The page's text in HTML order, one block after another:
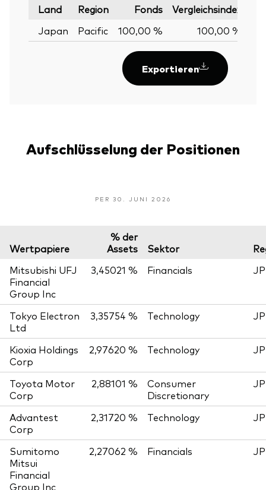
Land Region Fonds Vergleichsindex
Japan Pacific 100,00 % 100,00 %
Exportieren
Aufschlüsselung der Positionen
PER 30. JUNI 2026
Wertpapiere
% der
Assets
Sektor
Mitsubishi UFJ
Financial
Group Inc
3,45021 % Financials JP
Tokyo Electron
Ltd
3,35754 % Technology JP
Kioxia Holdings
Corp
2,97620 % Technology JP
Toyota Motor
Corp
2,88101 %
Consumer
Discretionary
JP
Advantest
Corp
2,31720 % Technology JP
Sumitomo
Mitsui
Financial
Group Inc
2,27062 % Financials JP